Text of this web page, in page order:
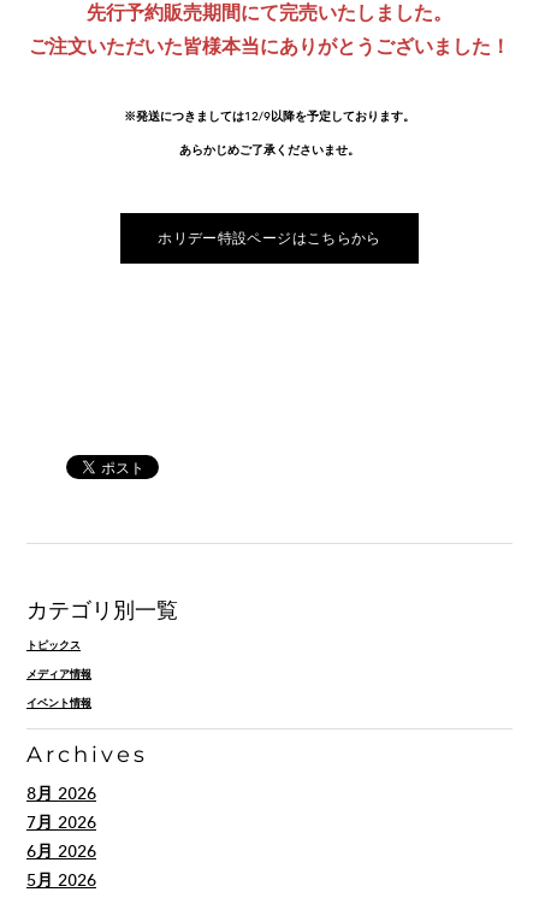
先行予約販売期間にて完売いたしました。
ご注文いただいた皆様本当にありがとうございました！
※発送につきましては12/9以降を予定しております。
あらかじめご了承くださいませ。
ホリデー特設ページはこちらから
カテゴリ別一覧
トピックス
メディア情報
イベント情報
Archives
8月 2026
7月 2026
6月 2026
5月 2026